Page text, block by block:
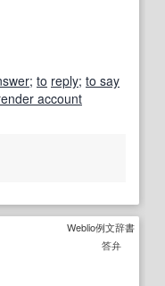
; to reply; to say
account
Weblio例文辞書
答弁